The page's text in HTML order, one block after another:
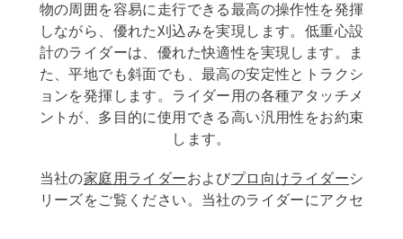
物の周囲を容易に走行できる最高の操作性を発揮
しながら、優れた刈込みを実現します。低重心設
計のライダーは、優れた快適性を実現します。ま
た、平地でも斜面でも、最高の安定性とトラクシ
ョンを発揮します。ライダー用の各種アタッチメ
ントが、多目的に使用できる高い汎用性をお約束
します。
当社の家庭用ライダーおよびプロ向けライダーシ
リーズをご覧ください。当社のライダーにアクセ